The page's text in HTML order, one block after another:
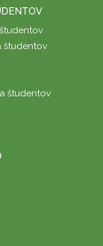
študentov
študentov